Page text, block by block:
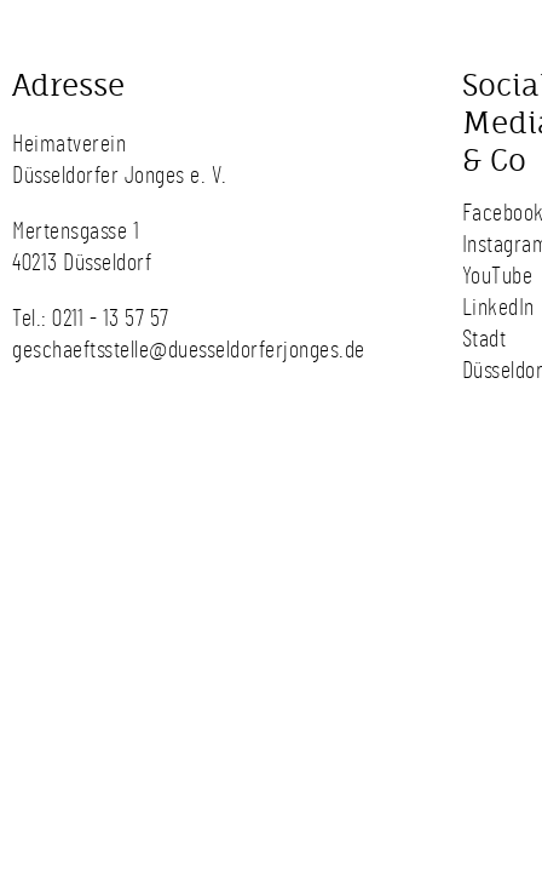
Adresse
Heimatverein
Düsseldorfer Jonges e. V.
Mertensgasse 1
40213 Düsseldorf
Tel.: 0211 - 13 57 57
geschaeftsstelle@duesseldorferjonges.de
& Co
YouTube
LinkedIn
Stadt